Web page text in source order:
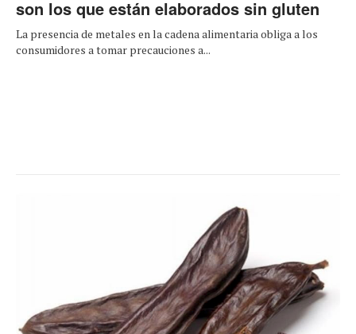
son los que están elaborados sin gluten
La presencia de metales en la cadena alimentaria obliga a los
consumidores a tomar precauciones a...